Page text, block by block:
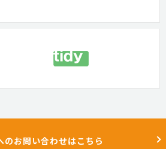
のお問い合わせはこちら